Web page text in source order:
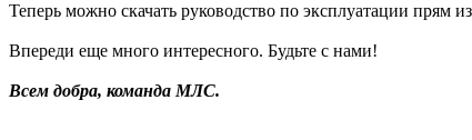
Теперь можно скачать руководство по эксплуатации прям
Впереди еще много интересного. Будьте с нами!
Всем добра, команда МЛС.